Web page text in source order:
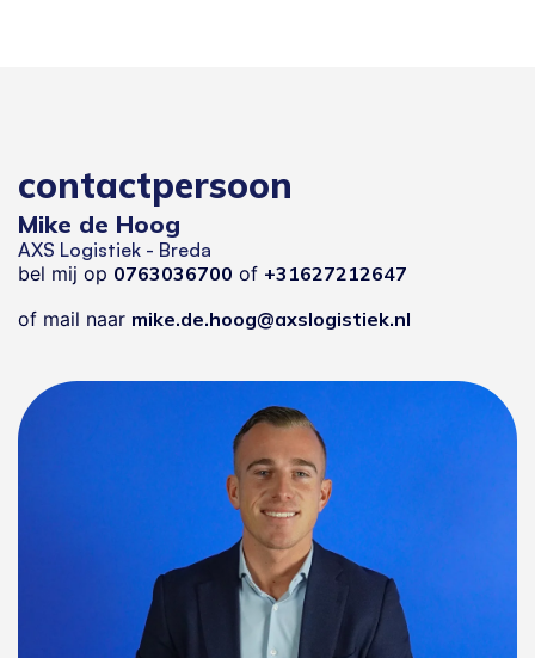
contactpersoon
Mike de Hoog
AXS Logistiek - Breda
bel mij op 0763036700 of +31627212647
of mail naar mike.de.hoog@axslogistiek.nl